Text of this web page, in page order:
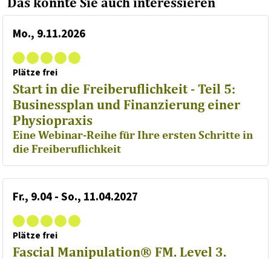
Mo., 9.11.2026
Plätze frei
Start in die Freiberuflichkeit - Teil 5:
Businessplan und Finanzierung einer
Physiopraxis
Eine Webinar-Reihe für Ihre ersten Schritte in
die Freiberuflichkeit
Fr., 9.04 - So., 11.04.2027
Plätze frei
Fascial Manipulation® FM. Level 3.